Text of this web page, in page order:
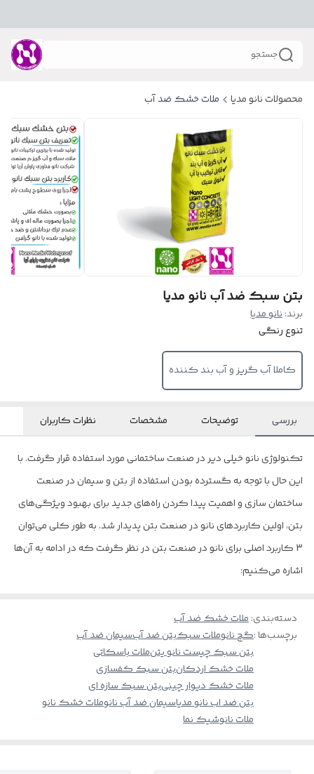
جستجو
محصولات نانو مدیا ملات خشک ضد آب
بتن سبک ضد آب نانو مدیا
برند:نانو مدیا
تنوع رنگی
کاملا آب گریز و آب بند کننده
بررسی توضیحات مشخصات نظرات کاربران
تکنولوژی نانو خیلی دیر در صنعت ساختمانی مورد استفاده قرار گرفت. با
این حال با توجه به گسترده بودن استفاده از بتن و سیمان در صنعت
ساختمان سازی و اهمیت پیدا کردن راه‌های جدید برای بهبود ویژگی‌های
بتن، اولین کاربردهای نانو در صنعت بتن پدیدار شد. به طور کلی می‌توان
3 کاربرد اصلی برای نانو در صنعت بتن در نظر گرفت که در ادامه به آن‌ها
اشاره می‌کنیم:
دسته‌بندی:ملات خشک ضد آب
برچسب‌ها :گچ نانوملات سبکبتن ضد آبسیمان ضد آب
بتن سبک چیست نانو یتنملات باسکاتی
ملات خشک اردکانبتن سبک کفسازی
ملات خشک دیوار چینیبتن سبک سازه ای
بتن ضد اب نانو مدیاسیمان ضد آب نانوملات خشک نانو
ملات نانوشیک نما